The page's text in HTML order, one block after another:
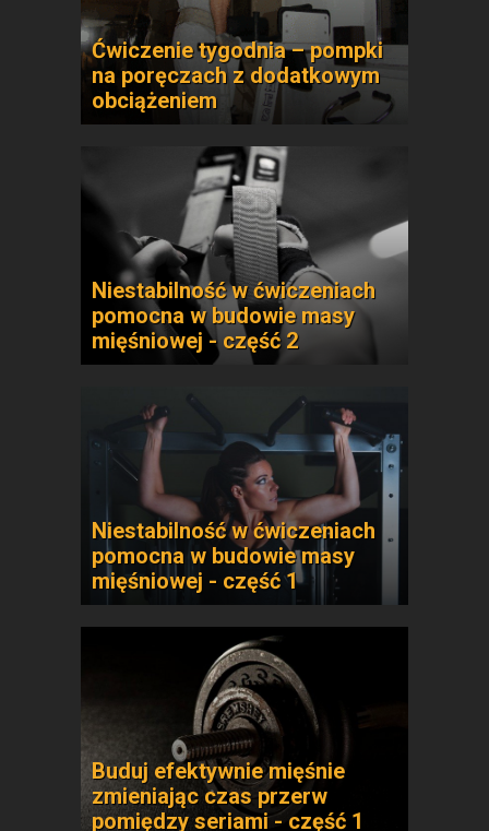
Ćwiczenie tygodnia – pompki
na poręczach z dodatkowym
obciążeniem
Niestabilność w ćwiczeniach
pomocna w budowie masy
mięśniowej - część 2
Niestabilność w ćwiczeniach
pomocna w budowie masy
mięśniowej - część 1
Buduj efektywnie mięśnie
zmieniając czas przerw
pomiędzy seriami - część 1